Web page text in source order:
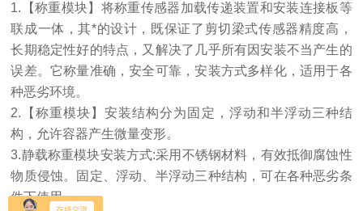
1.【称重模块】将称重传感器加载传递装置和安装连接板等
联成一体，其*的设计，既保证了剪切梁式传感器精度高，
长期稳定性好的特点，又解决了几乎所有因安装不当产生的
误差。它称量准确，安全可靠，安装方式多样化，适用于各
种恶劣环境。
2.【称重模块】安装结构分为固定，浮动和半浮动三种结
构，允许容器产生微量变形。
3.静载称重模块安装方式:采用不锈钢材料，有效抵御腐蚀性
物质侵蚀。固定、浮动、半浮动三种结构，可在各种恶劣条
件下使用。